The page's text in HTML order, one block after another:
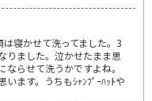
寝かせて洗ってました。3
りました。泣かせたまま思
らせて洗うかですよね。
ます。うちもｼｬﾝﾌﾟｰﾊｯﾄや